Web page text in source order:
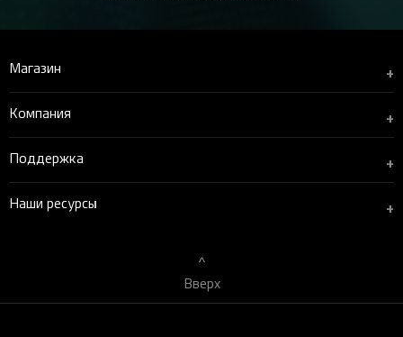
Магазин +
Компания +
Поддержка +
Наши ресурсы +
Вверх